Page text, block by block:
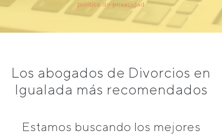
política de privacidad
Los abogados de Divorcios en
Igualada más recomendados
Estamos buscando los mejores